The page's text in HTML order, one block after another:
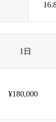
1日
¥180,000